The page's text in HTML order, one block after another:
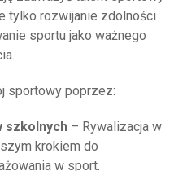
tylko rozwijanie zdolności
sportu jako ważnego
sportowy poprzez:
szkolnych – Rywalizacja w
krokiem do
w sport.